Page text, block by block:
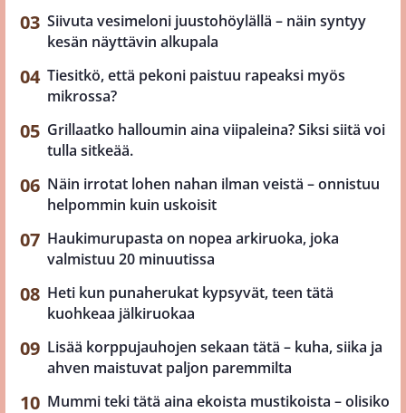
Siivuta vesimeloni juustohöylällä – näin syntyy
kesän näyttävin alkupala
Tiesitkö, että pekoni paistuu rapeaksi myös
mikrossa?
Grillaatko halloumin aina viipaleina? Siksi siitä voi
tulla sitkeää.
Näin irrotat lohen nahan ilman veistä – onnistuu
helpommin kuin uskoisit
Haukimurupasta on nopea arkiruoka, joka
valmistuu 20 minuutissa
Heti kun punaherukat kypsyvät, teen tätä
kuohkeaa jälkiruokaa
Lisää korppujauhojen sekaan tätä – kuha, siika ja
ahven maistuvat paljon paremmilta
Mummi teki tätä aina ekoista mustikoista – olisiko